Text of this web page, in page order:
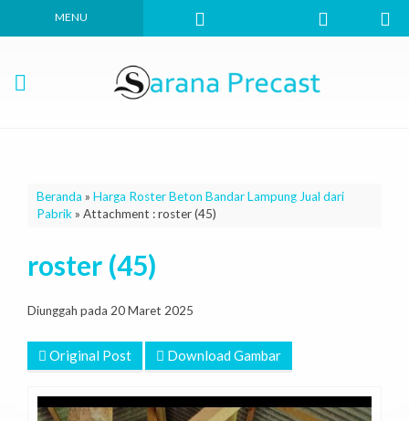
MENU
Beranda » Harga Roster Beton Bandar Lampung Jual dari
Pabrik» Attachment : roster (45)
roster (45)
Diunggah pada 20 Maret 2025
Original Post Download Gambar